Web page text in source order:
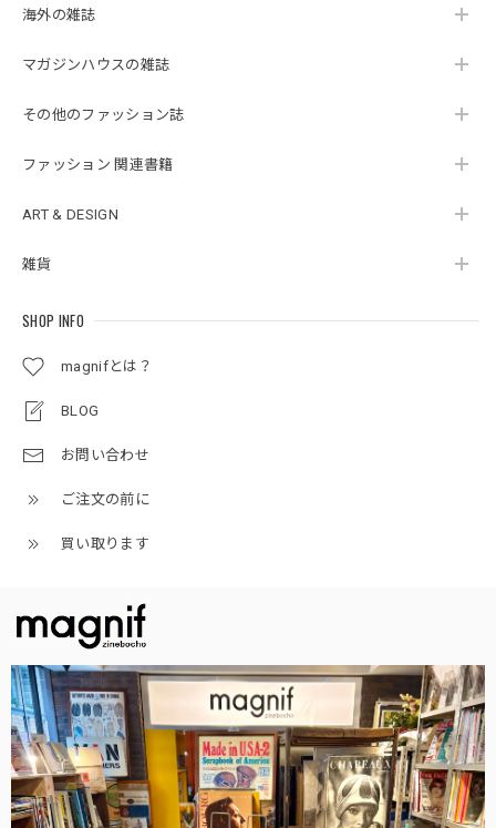
海外の雑誌
マガジンハウスの雑誌
その他のファッション誌
ファッション 関連書籍
ART & DESIGN
雑貨
SHOP INFO
magnifとは？
BLOG
お問い合わせ
ご注文の前に
買い取ります